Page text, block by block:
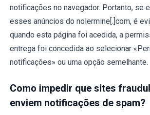
notificações no navegador. Portanto, se
esses anúncios do nolermine[.]com, é
quando esta página foi acedida, a
entrega foi concedida ao selecionar
notificações» ou uma opção semelhante.
Como impedir que sites
enviem notificações de spam?